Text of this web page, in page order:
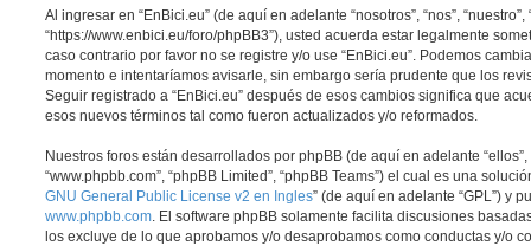
Al ingresar en “EnBici.eu” (de aquí en adelante “nosotros”, “nos”, “nuestro”,
“https://www.enbici.eu/foro/phpBB3”), usted acuerda estar legalmente
caso contrario por favor no se registre y/o use “EnBici.eu”. Podemos
momento e intentaríamos avisarle, sin embargo sería prudente que los
Seguir registrado a “EnBici.eu” después de esos cambios significa que
esos nuevos términos tal como fueron actualizados y/o reformados.
Nuestros foros están desarrollados por phpBB (de aquí en adelante “ellos”,
“www.phpbb.com”, “phpBB Limited”, “phpBB Teams”) el cual es una
GNU General Public License v2 en Ingles” (de aquí en adelante “GPL”) y
www.phpbb.com . El software phpBB solamente facilita discusiones
los excluye de lo que aprobamos y/o desaprobamos como conductas y/o